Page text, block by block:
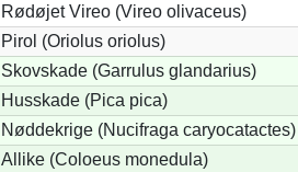
Rødøjet Vireo (Vireo olivaceus)
Pirol (Oriolus oriolus)
Skovskade (Garrulus glandarius)
Husskade (Pica pica)
Nøddekrige (Nucifraga caryocatactes)
Allike (Coloeus monedula)